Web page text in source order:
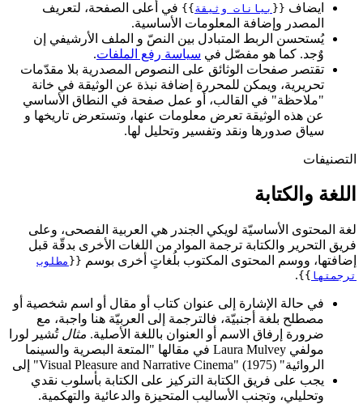
ايضاف {{ بيانات وثيقة }} في أعلى الصفحة، لتعريف
المصدر وإضافة المعلومات الأساسية.
يُستحسن الربط المتبادل بين النصّ و الملف الأرشيفي إن
وٌجد. كما هو مفصّل في سياسة رفع الملفات.
تقتصر صفحات الوثائق على النصوص المصدرية بلا مقدّمات
تحريرية، ويمكن للمحررة إضافة نبذة عن الوثيقة في خانة
"ملاحظة" في القالب، أو عمل صفحة في النطاق الأساسي
عن هذه الوثيقة تعرض معلومات عنها، وتستعرض تاريخها و
سياق صدورها ونقد وتفسير وتحليل لها.
التصنيفات
اللغة والكتابة
لغة المحتوى الأساسيّة لويكي الجندر هي العربية الفصحى، وعلى
فريق التحرير والكتابة ترجمة المواد من اللغات الأخرى بدقّة قبل
إضافتها، ووسم المحتوى المكتوب بلُغاتٍ أخرى بوسم {{ مطلوب
ترجمتها }}
.
في حالة الإشارة إلى عنوان كتاب أو مقال أو اسم شخصية أو
مصطلح بلغة أجنبيّة، فالترجمة إلى العربيّة هنا واجبة، مع
ضرورة إرفاق الاسم أو العنوان باللغة الأصلية. مثال تُشير لورا
مولفي Laura Mulvey في مقالها "المتعة البصرية والسينما
الروائية" (1975) "Visual Pleasure and Narrative Cinema" إلى
يجب على فريق الكتابة التركيز على الكتابة بأسلوب نقدي
وتحليلي، وتجنب الأساليب المتحيزة والدعائية والتهكمية.